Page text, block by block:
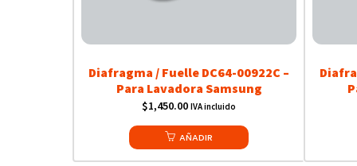
Diafragma / Fuelle DC64-00922C –
Para Lavadora Samsung
$1,450.00 IVA incluido
AÑADIR